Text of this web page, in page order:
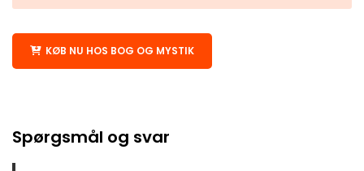
KØB NU HOS BOG OG MYSTIK
Spørgsmål og svar